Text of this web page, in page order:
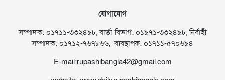
যোগাযোগ
সম্পাদক: ০১৭১১-৩৩২৪৯৮, বার্তা বিভাগ: ০১৯৭১-৩৩২৪৯৮, নির্বাহী
সম্পাদক: ০১৭১২-৭৬৭৮৬৬, ব্যবস্থাপক: ০১৭১১-৫৭০৬৯৪
E-mail:rupashibangla42@gmail.com